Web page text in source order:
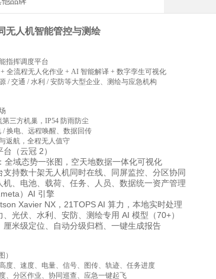
无人机智能管控与测绘
指挥调度平台
全流程无人化作业 + AI 智能解译 + 数字孪生可视化
/ 交通 / 水利 / 安防等大型企业、测绘与应急机构
三方机巢，IP54 防雨防尘
/ 换电、远程唤醒、数据回传
返航，全程无人值守
（云冠 2）
全域态势一张图，空天地数据一体化可视化
支持数十架无人机同时在线、同屏监控、分区协同
、电池、载荷、任务、人员、数据统一资产管理
）AI 引擎
Xavier NX，21TOPS AI 算力，本地实时处理
光伏、水利、安防、测绘专用 AI 模型（70+）
厘米级定位、自动分级归档、一键生成报告
）
度、速度、电量、信号、图传、轨迹、任务进度
、分区作业、协同巡查、应急一键起飞